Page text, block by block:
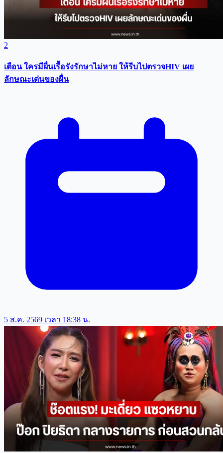
2
เตือน ใครมีผื่นเรื้อรังรักษาไม่หาย ให้รีบไปตรวจHIV เผย
ลักษณะเด่นของผื่น
5 ส.ค. 2569 เวลา 18:38 น.